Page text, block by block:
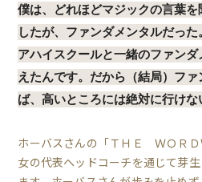
僕は、どれほどマジックの言葉
したが、ファンダメンタルだっ
アハイスクールと一緒のファン
えたんです。だから（結局）フ
ば、高いところには絶対に行けな
ホーバスさんの「ＴＨＥ ＷＯＲ
女の代表ヘッドコーチを通じて芽